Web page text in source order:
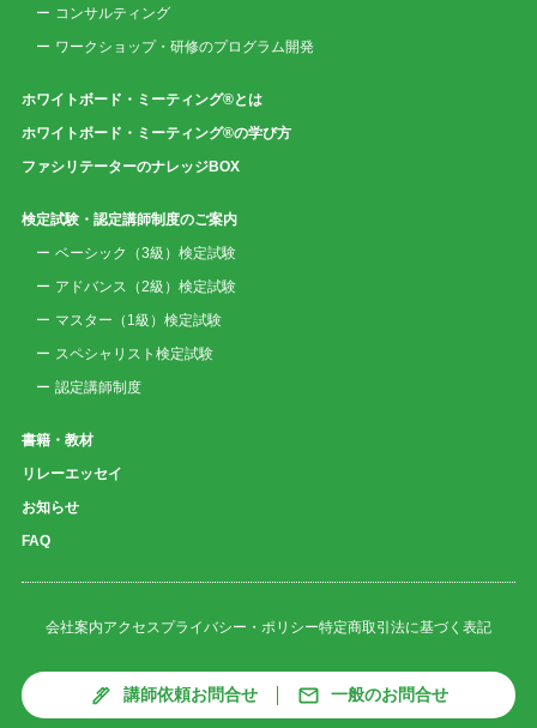
コンサルティング
ワークショップ・研修のプログラム開発
ホワイトボード・ミーティング®とは
ホワイトボード・ミーティング®の学び方
ファシリテーターのナレッジBOX
検定試験・認定講師制度のご案内
ベーシック（3級）検定試験
アドバンス（2級）検定試験
マスター（1級）検定試験
スペシャリスト検定試験
認定講師制度
書籍・教材
リレーエッセイ
お知らせ
FAQ
会社案内アクセスプライバシー・ポリシー特定商取引法に基づく表記
講師依頼お問合せ 一般のお問合せ